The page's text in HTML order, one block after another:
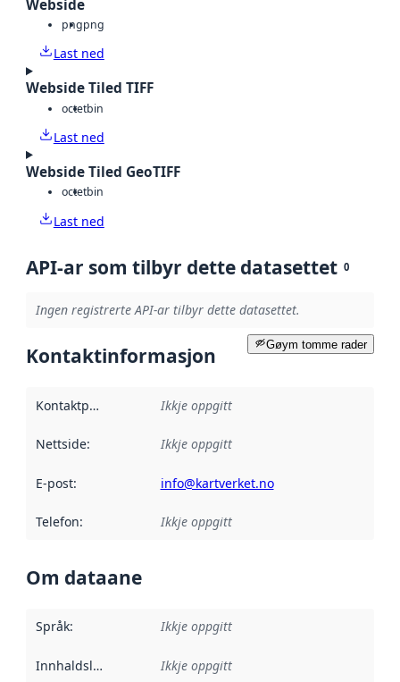
Webside
pngpng
Last ned
Webside Tiled TIFF
octetbin
Last ned
Webside Tiled GeoTIFF
octetbin
Last ned
API-ar som tilbyr dette datasettet 0
Ingen registrerte API-ar tilbyr dette datasettet.
Gøym tomme rader
Kontaktinformasjon
Kontaktpunkt Ikkje oppgitt
Nettside: Ikkje oppgitt
E-post: info@kartverket.no
Telefon: Ikkje oppgitt
Om dataane
Språk: Ikkje oppgitt
Innhaldsleverandørar :
Ikkje oppgitt